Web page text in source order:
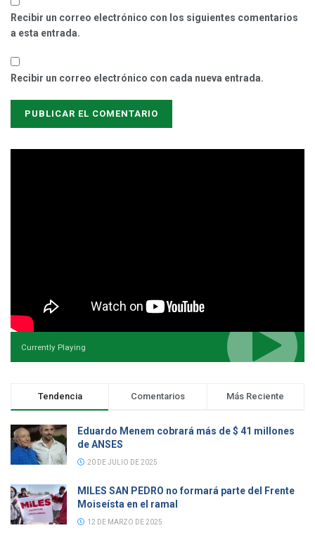
Recibir un correo electrónico con los siguientes comentarios
a esta entrada.
Recibir un correo electrónico con cada nueva entrada.
Currently Playing
Tendencia Comentarios Más Reciente
Eduardo Menem cobrará más de $ 41 millones
de ANSES
20 DE JULIO DE 2025
MILES SAN PEDRO no formará parte del Frente
Moiseísta en el ramal
12 DE MARZO DE 2025